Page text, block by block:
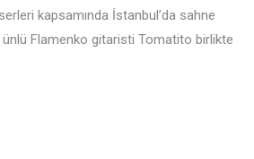
kapsamında İstanbul’da sahne
ünlü Flamenko gitaristi Tomatito birlikte